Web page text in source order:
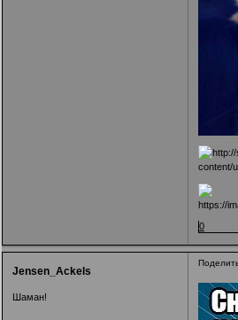
0
Jensen_Ackels
Шаман!